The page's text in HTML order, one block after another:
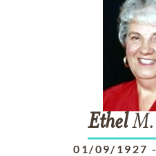
EthelM.
01/09/1927 -